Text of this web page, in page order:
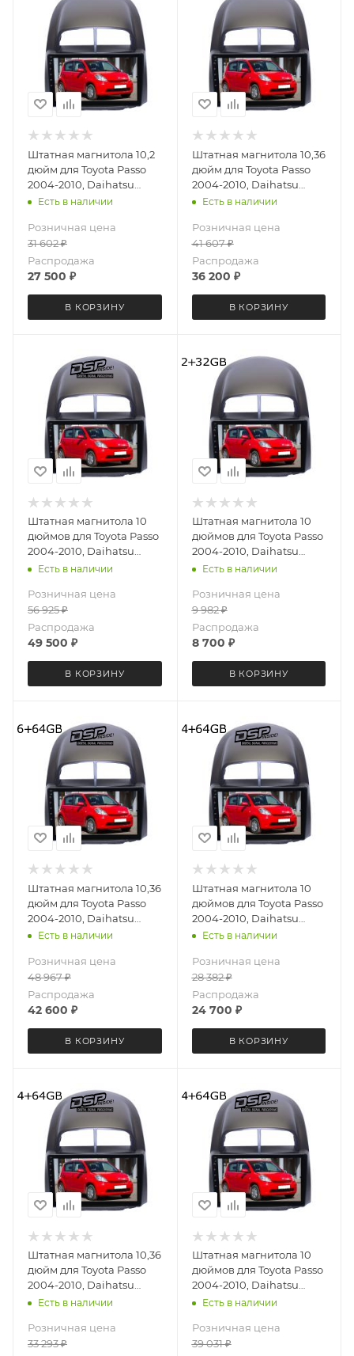
Штатная магнитола 10,2
дюйм для Toyota Passo
2004-2010, Daihatsu
Boon 2004-2010, Sirion
DTS Audio 4065-6878
Android 13 6+64 Gb
Есть в наличии
Розничная цена
31 602₽
Распродажа
27 500 ₽
В КОРЗИНУ
Штатная магнитола 10,36
дюйм для Toyota Passo
2004-2010, Daihatsu
Boon 2004-2010, Sirion
4065-6874 экран 2K
Android 13 6+64 Gb
Есть в наличии
Розничная цена
41 607₽
Распродажа
36 200 ₽
В КОРЗИНУ
Штатная магнитола 10
дюймов для Toyota Passo
2004-2010, Daihatsu
Boon 2004-2010, Sirion
Plus 3D 4065-5706 экран
2K Android 13 8+256 Gb
Есть в наличии
Розничная цена
56 925₽
Распродажа
49 500 ₽
В КОРЗИНУ
Штатная магнитола 10
дюймов для Toyota Passo
2004-2010, Daihatsu
Boon 2004-2010, Sirion
6693 Android 12 MTK 2+32
Gb IPS
Есть в наличии
Розничная цена
9 982₽
Распродажа
8 700 ₽
В КОРЗИНУ
Штатная магнитола 10,36
дюйм для Toyota Passo
2004-2010, Daihatsu
Boon 2004-2010, Sirion
DUDU OS 7 версия 4065-
6537 экран 2K Android 13
6+64 Gb
Есть в наличии
Розничная цена
48 967₽
Распродажа
42 600 ₽
В КОРЗИНУ
Штатная магнитола 10
дюймов для Toyota Passo
2004-2010, Daihatsu
Boon 2004-2010, Sirion
PLUS 4065-5578 4+64G
Есть в наличии
Розничная цена
28 382₽
Распродажа
24 700 ₽
В КОРЗИНУ
Штатная магнитола 10,36
дюйм для Toyota Passo
2004-2010, Daihatsu
Boon 2004-2010, Sirion
DUDU OS 5 версия 4065-
6478 Android 13 8 ядер
Есть в наличии
Розничная цена
33 293₽
Штатная магнитола 10
дюймов для Toyota Passo
2004-2010, Daihatsu
Boon 2004-2010, Sirion
Pro 4065-5696 Android 13
4+64 Gb
Есть в наличии
Розничная цена
39 031₽